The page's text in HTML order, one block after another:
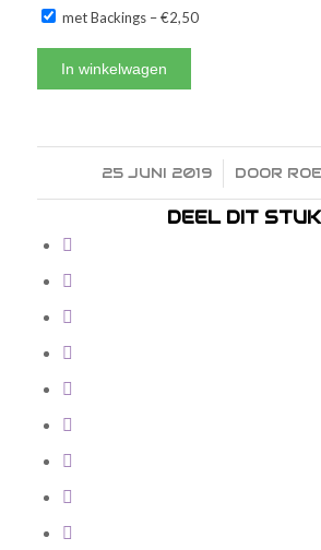
met Backings–€2,50
In winkelwagen
25 JUNI 2019
/ DOOR
DEEL DIT STUK